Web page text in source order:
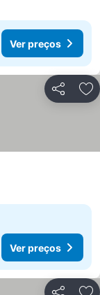
Ver preços
Partilhar
preços
Ver preços